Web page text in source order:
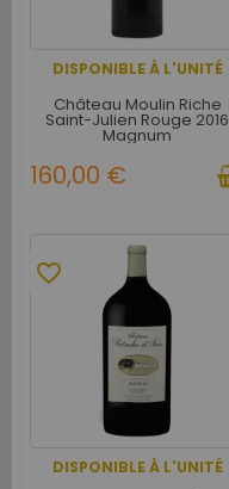
DISPONIBLE À L'UNITÉ
Château Moulin Riche
Saint-Julien Rouge 2016
Magnum
160,00 €
DISPONIBLE À L'UNITÉ
favorite_border